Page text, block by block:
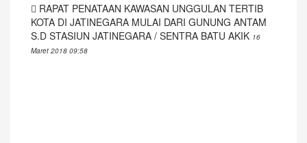
RAPAT PENATAAN KAWASAN UNGGULAN TERTIB
KOTA DI JATINEGARA MULAI DARI GUNUNG ANTAM
S.D STASIUN JATINEGARA / SENTRA BATU AKIK 16
Maret 2018 09:58